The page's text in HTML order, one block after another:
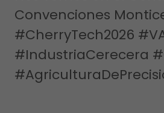
Convenciones
#CherryTech2026
#IndustriaCerecera